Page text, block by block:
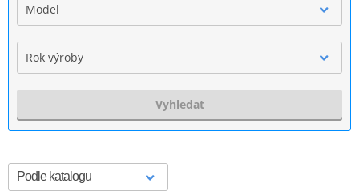
Model
Rok výroby
Vyhledat